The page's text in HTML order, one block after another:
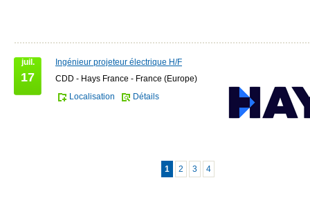
juil.
17
Ingénieur projeteur électrique H/F
CDD - Hays France - France (Europe)
Localisation
Détails
1 2 3 4